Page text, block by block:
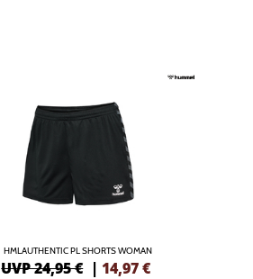
HMLAUTHENTIC PL SHORTS WOMAN
UVP 24,95 € |14,97€